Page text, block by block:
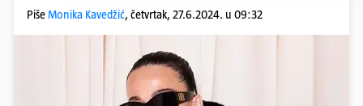
PišeMonika Kavedžić, četvrtak, 27.6.2024. u 09:32